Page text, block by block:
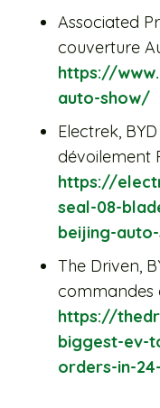
Associated
couverture
https://
auto-show/
Electrek,
dévoilement
https://
seal-08-
beijing-
The Driven,
commandes
https://
biggest-ev-
orders-in-